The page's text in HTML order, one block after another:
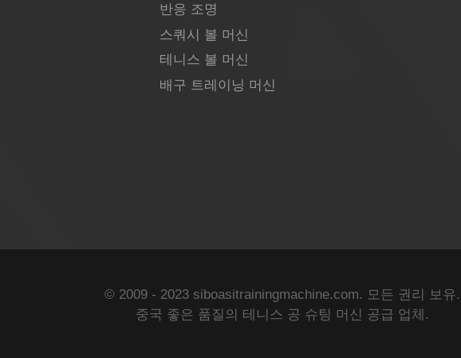
반응 조명
스쿼시 볼 머신
테니스 볼 머신
배구 트레이닝 머신
© 2009 - 2023 siboasitrainingmachine.com. 모든 권리 보유.
중국 좋은 품질의 테니스 공 슈팅 머신 공급 업체.